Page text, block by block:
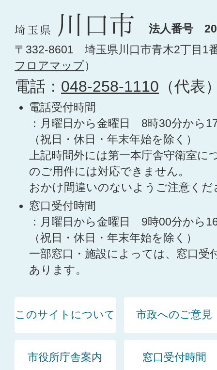
法人番号
〒332-8601 埼玉県川口市青木2丁目1
フロアマップ）
電話： 048-258-1110 （代表
電話受付時間
：月曜日から金曜日 8時30分から
（祝日・休日・年末年始を除く）
上記時間外には第一本庁舎守衛室に
のご用件には対応できません。
おかけ間違いのないようご注意くだ
窓口受付時間
：月曜日から金曜日 9時00分から
（祝日・休日・年末年始を除く）
一部窓口・施設によっては、窓口受
あります。
このサイトについて 市政へのご意見
市役所庁舎案内 窓口受付時間